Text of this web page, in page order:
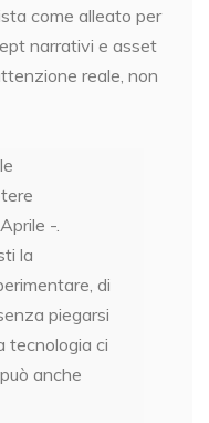
come alleato per
narrativi e asset
reale, non
-.
la
di
piegarsi
tecnologia ci
anche